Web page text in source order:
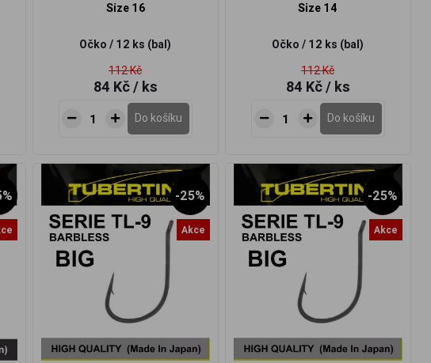
Size 16
Očko / 12 ks (bal)
112 Kč
84 Kč/ ks
Do košíku
Size 14
Očko / 12 ks (bal)
112 Kč
84 Kč/ ks
Do košíku
-25%
Akce
-25%
Akce